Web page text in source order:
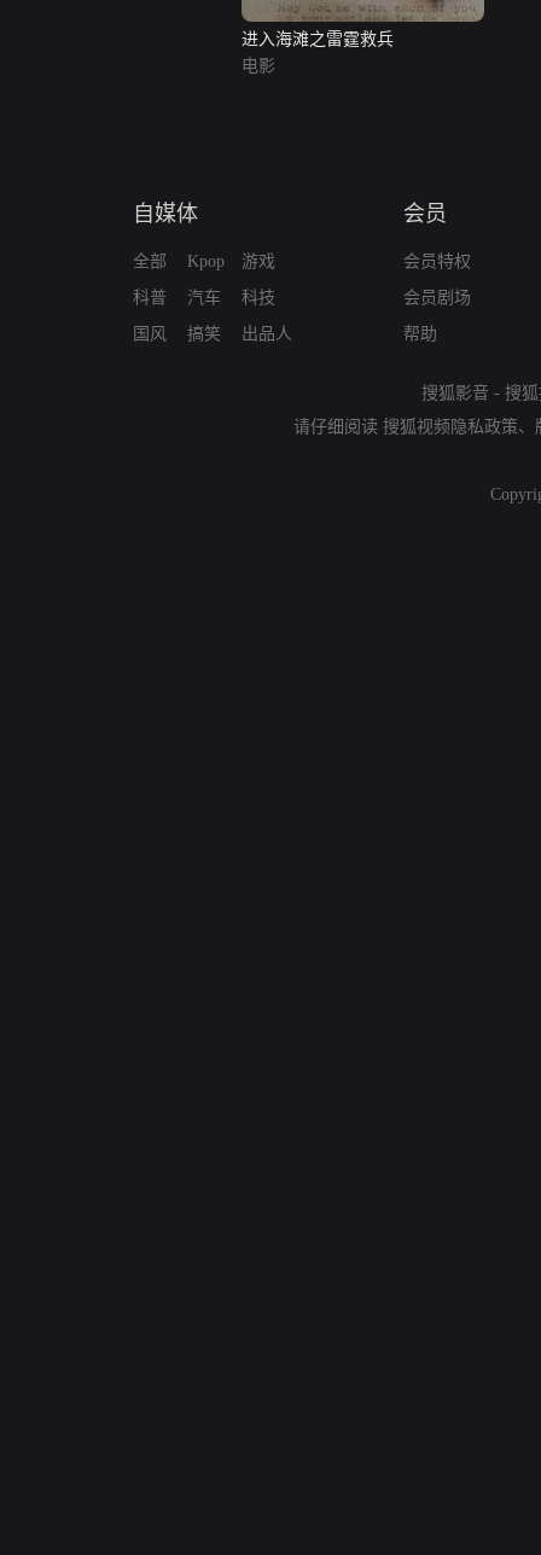
进入海滩之雷霆救兵
电影
自媒体
全部
科普
国风
Kpop
汽车
搞笑
游戏
科技
出品人
会员
会员特权
会员剧场
帮助
搜狐影音 - 搜
请仔细阅读 搜狐视频隐私政策、